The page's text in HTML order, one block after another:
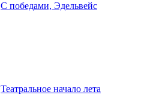
С победами, Эдельвейс
Театральное начало лета